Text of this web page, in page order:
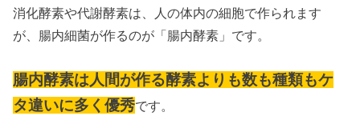
消化酵素や代謝酵素は、人の体内の細胞で作られます
が、腸内細菌が作るのが「腸内酵素」です。
腸内酵素は人間が作る酵素よりも数も種類もケ
タ違いに多く優秀です。